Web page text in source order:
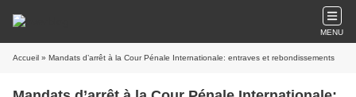
MENU
Accueil » Mandats d’arrêt à la Cour Pénale Internationale: entraves et rebondissements